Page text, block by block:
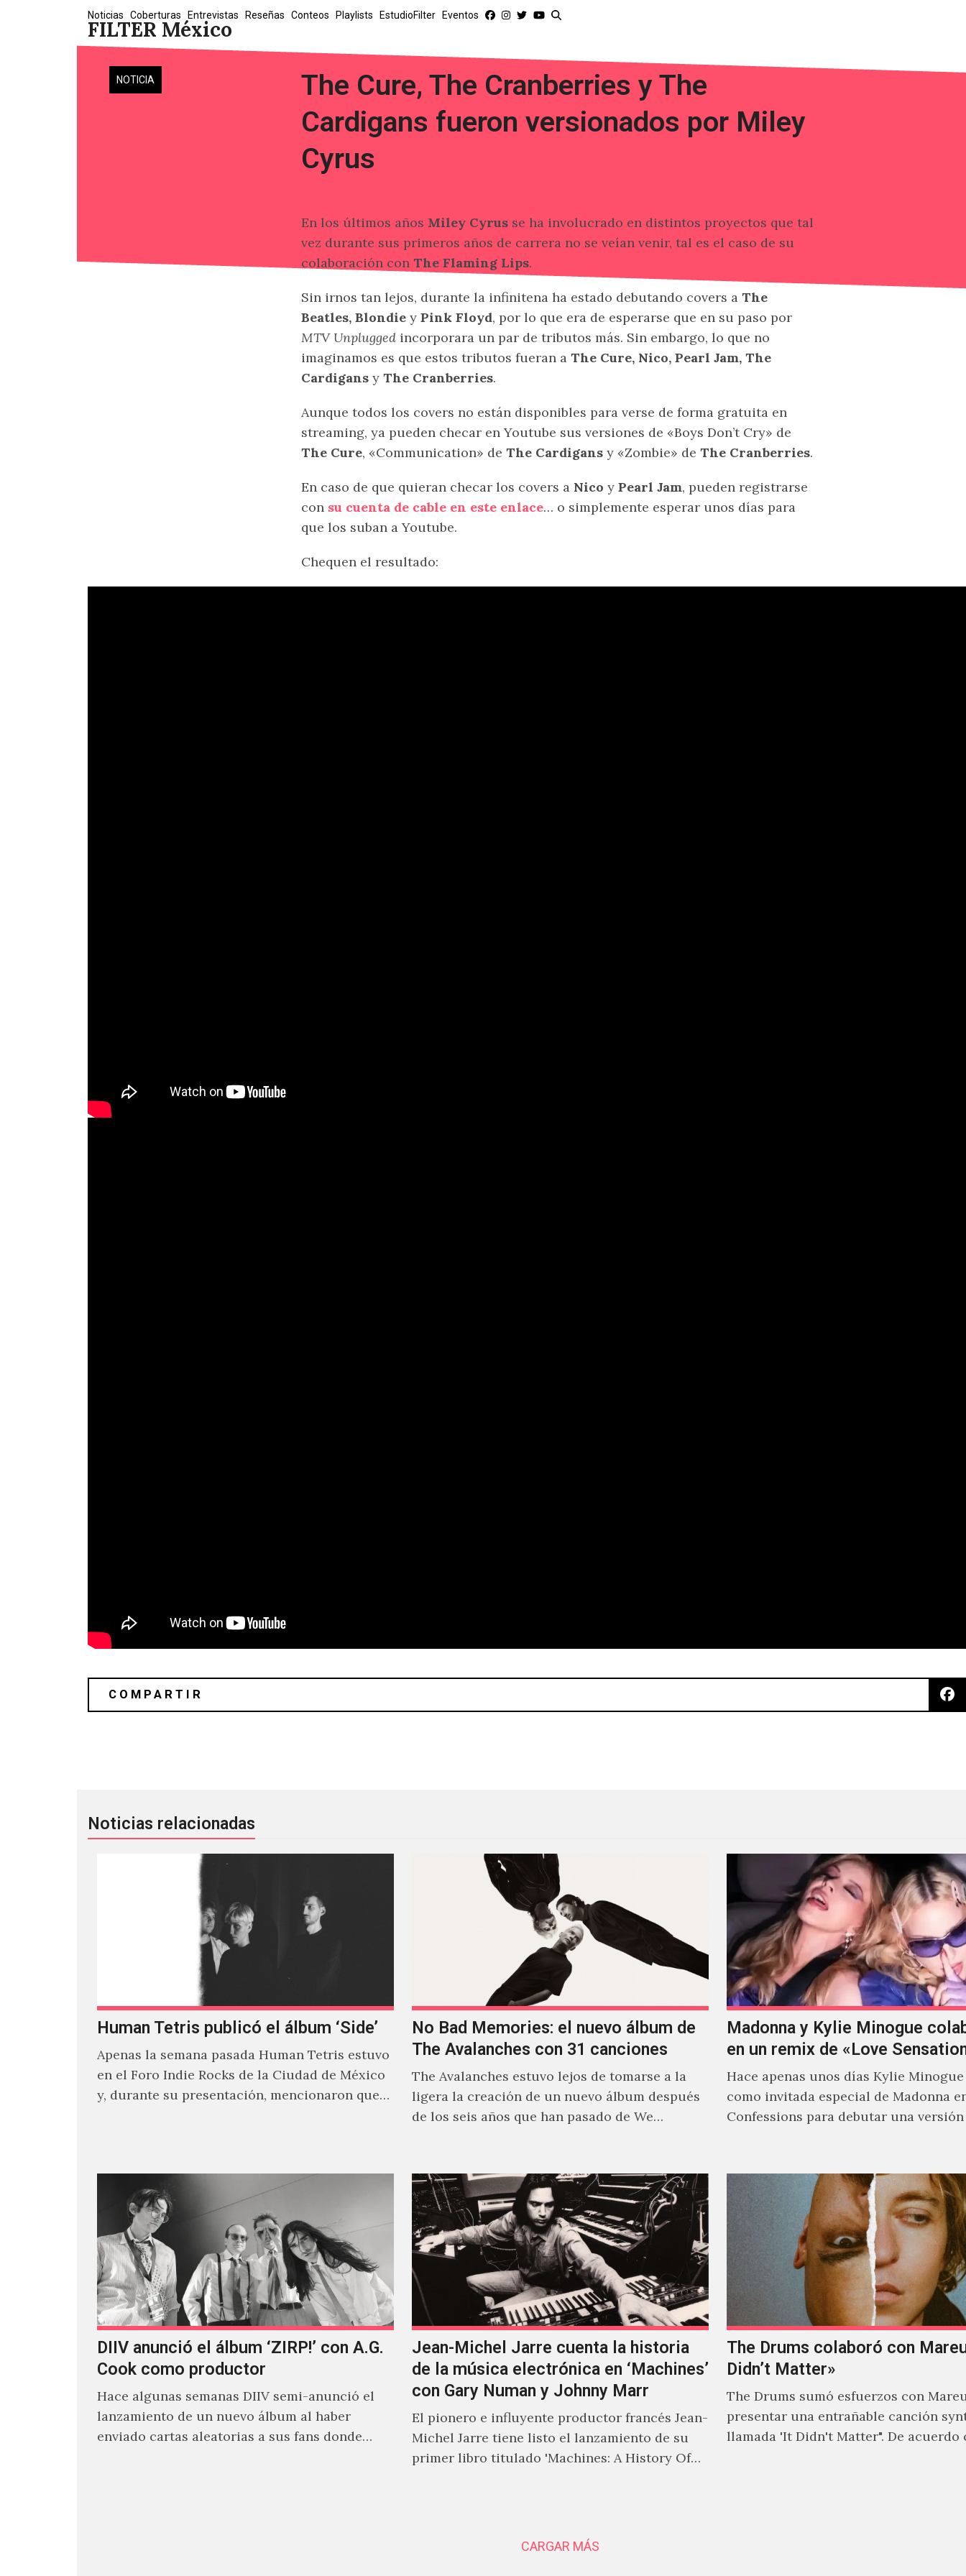
FILTER México
Noticias Coberturas Entrevistas Reseñas Conteos Playlists EstudioFilter Eventos
NOTICIA
The Cure, The Cranberries y The
Cardigans fueron versionados por Miley
Cyrus
En los últimos años Miley Cyrus se ha involucrado en distintos proyectos que tal
vez durante sus primeros años de carrera no se veían venir, tal es el caso de su
colaboración con The Flaming Lips.
Sin irnos tan lejos, durante la infinitena ha estado debutando covers a The
Beatles, Blondie y Pink Floyd, por lo que era de esperarse que en su paso por
MTV Unplugged incorporara un par de tributos más. Sin embargo, lo que no
imaginamos es que estos tributos fueran a The Cure, Nico, Pearl Jam, The
Cardigans y The Cranberries.
Aunque todos los covers no están disponibles para verse de forma gratuita en
streaming, ya pueden checar en Youtube sus versiones de «Boys Don’t Cry» de
The Cure, «Communication» de The Cardigans y «Zombie» de The Cranberries.
En caso de que quieran checar los covers a Nico y Pearl Jam, pueden registrarse
con su cuenta de cable en este enlace… o simplemente esperar unos días para
que los suban a Youtube.
Chequen el resultado:
Noticias relacionadas
Human Tetris publicó el álbum ‘Side’
Apenas la semana pasada Human Tetris estuvo
en el Foro Indie Rocks de la Ciudad de México
y, durante su presentación, mencionaron que
No Bad Memories: el nuevo álbum de
The Avalanches con 31 canciones
The Avalanches estuvo lejos de tomarse a la
ligera la creación de un nuevo álbum después
de los seis años que han pasado de We…
Madonna y Kylie Minogue
en un remix de «Love
Hace apenas unos días Kylie
como invitada especial de Madonna
Confessions para debutar una
DIIV anunció el álbum ‘ZIRP!’ con A.G.
Cook como productor
Hace algunas semanas DIIV semi-anunció el
lanzamiento de un nuevo álbum al haber
enviado cartas aleatorias a sus fans donde
Jean-Michel Jarre cuenta la historia
de la música electrónica en ‘Machines’
con Gary Numan y Johnny Marr
El pionero e influyente productor francés Jean-
Michel Jarre tiene listo el lanzamiento de su
primer libro titulado 'Machines: A History Of
The Drums colaboró con
Didn’t Matter»
The Drums sumó esfuerzos con
presentar una entrañable canción
llamada 'It Didn't Matter". De acuerdo
CARGAR MÁS